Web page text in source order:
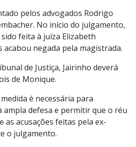
pelos advogados Rodrigo
No início do julgamento,
feita à juíza Elizabeth
acabou negada pela magistrada.
de Justiça, Jairinho deverá
de Monique.
é necessária para
defesa e permitir que o réu
as acusações feitas pela ex-
o julgamento.